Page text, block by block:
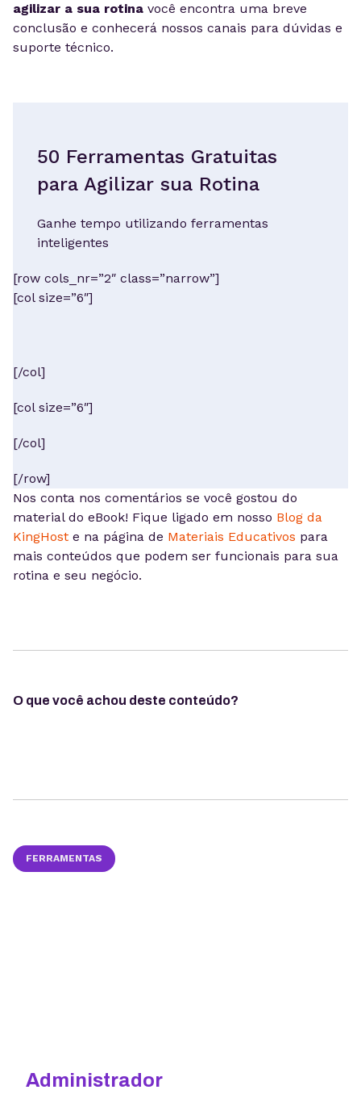
agilizar a sua rotina você encontra uma breve
conclusão e conhecerá nossos canais para dúvidas e
suporte técnico.
50 Ferramentas Gratuitas
para Agilizar sua Rotina
Ganhe tempo utilizando ferramentas
inteligentes
[row cols_nr=”2″ class=”narrow”]
[col size=”6″]
[/col]
[col size=”6″]
[/col]
[/row]
Nos conta nos comentários se você gostou do
material do eBook! Fique ligado em nosso Blog da
KingHost e na página de Materiais Educativos para
mais conteúdos que podem ser funcionais para sua
rotina e seu negócio.
O que você achou deste conteúdo?
FERRAMENTAS
Administrador